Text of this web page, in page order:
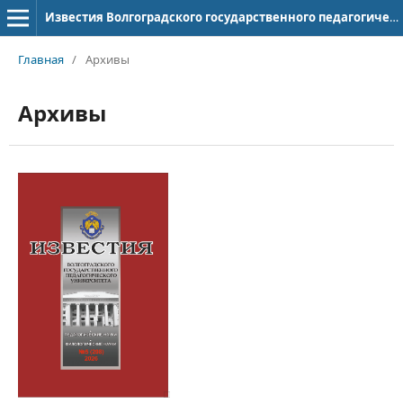
Известия Волгоградского государственного педагогического университета
Главная / Архивы
Архивы